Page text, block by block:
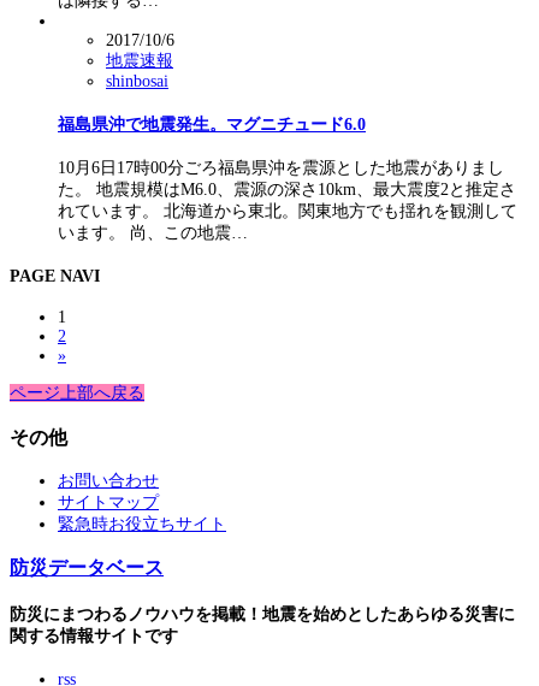
2017/10/6
地震速報
shinbosai
福島県沖で地震発生。マグニチュード6.0
10月6日17時00分ごろ福島県沖を震源とした地震がありまし
た。 地震規模はM6.0、震源の深さ10km、最大震度2と推定さ
れています。 北海道から東北。関東地方でも揺れを観測して
います。 尚、この地震…
PAGE NAVI
1
2
»
ページ上部へ戻る
その他
お問い合わせ
サイトマップ
緊急時お役立ちサイト
防災データベース
防災にまつわるノウハウを掲載！地震を始めとしたあらゆる災害に
関する情報サイトです
rss